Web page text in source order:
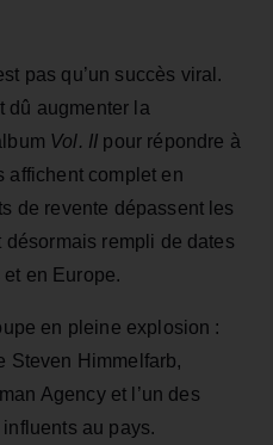
pas qu’un succès viral.
dû augmenter la
Vol. II pour répondre à
affichent complet en
de revente dépassent les
rempli de dates
en Europe.
en pleine explosion :
Steven Himmelfarb,
Agency et l’un des
au pays.